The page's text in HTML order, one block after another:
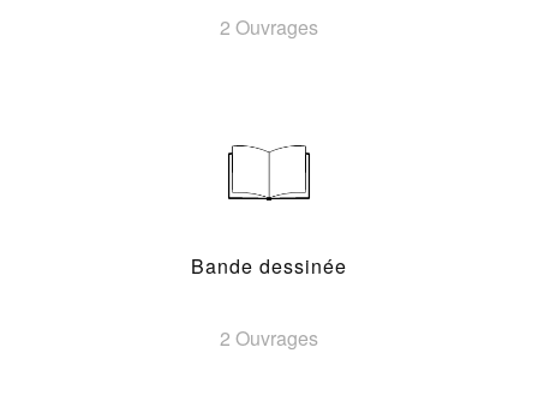
2 Ouvrages
Bande dessinée
2 Ouvrages